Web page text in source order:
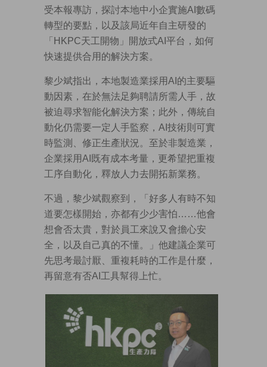
受本報專訪，探討本地中小企實施AI數碼
轉型的要點，以及該局近年自主研發的
「HKPC天工開物」開放式AI平台，如何
快速提供合用的解決方案。
黎少斌指出，本地製造業採用AI的主要驅
動因素，在於無法足夠聘請所需人手，故
被迫尋求智能化解決方案；此外，傳統自
動化仍需要一定人手監察，AI技術則可實
時監測、修正生產狀況。至於非製造業，
企業採用AI既有成本考量，更希望把重複
工序自動化，釋放人力去開拓新業務。
不過，黎少斌觀察到，「好多人有時不知
道要怎樣開始，亦都有少少害怕……他會
想會否太貴，對於員工來說又會擔心安
全，以及自己真的不懂。」他建議企業可
先思考最討厭、重複耗時的工作是什麼，
再留意有否AI工具幫得上忙。